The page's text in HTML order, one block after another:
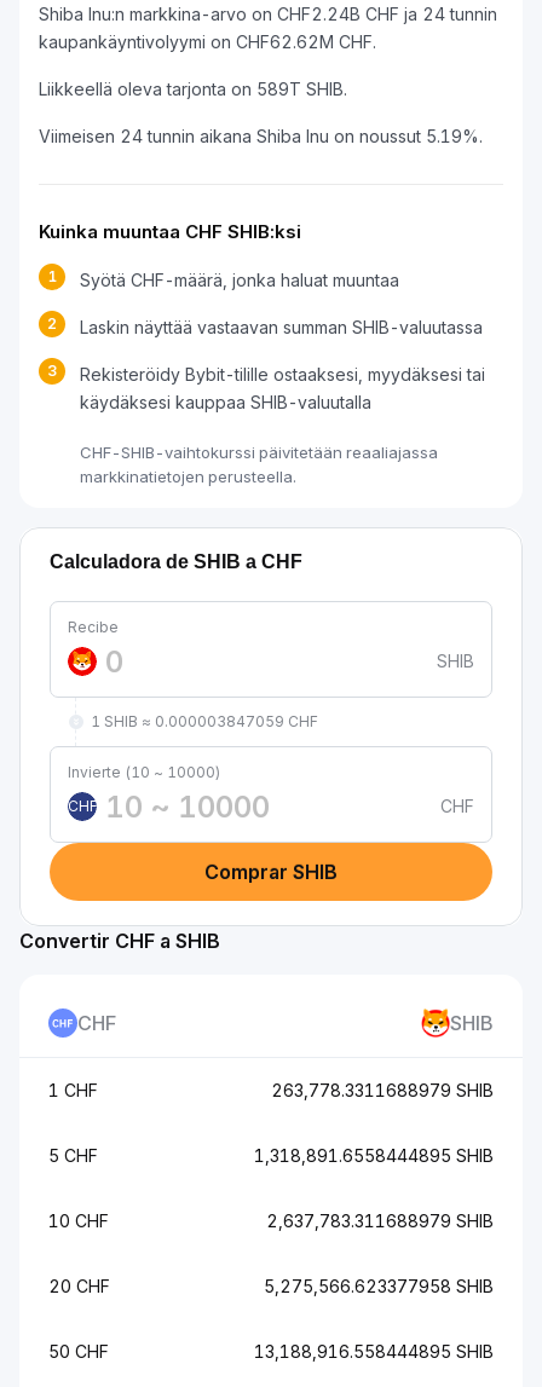
Shiba Inu:n markkina-arvo on CHF2.24B CHF ja 24 tunnin
kaupankäyntivolyymi on CHF62.62M CHF.
Liikkeellä oleva tarjonta on 589T SHIB.
Viimeisen 24 tunnin aikana Shiba Inu on noussut 5.19%.
Kuinka muuntaa CHF SHIB:ksi
1 Syötä CHF-määrä, jonka haluat muuntaa
2 Laskin näyttää vastaavan summan SHIB-valuutassa
3
Rekisteröidy Bybit-tilille ostaaksesi, myydäksesi tai
käydäksesi kauppaa SHIB-valuutalla
CHF-SHIB-vaihtokurssi päivitetään reaaliajassa
markkinatietojen perusteella.
Calculadora de SHIB a CHF
Recibe
SHIB
1 SHIB ≈ 0.000003847059 CHF
Invierte (10 ~ 10000)
CHF
CHF
Comprar SHIB
Convertir CHF a SHIB
CHF SHIB
1 CHF 263,778.3311688979 SHIB
5 CHF 1,318,891.6558444895 SHIB
10 CHF 2,637,783.311688979 SHIB
20 CHF 5,275,566.623377958 SHIB
50 CHF 13,188,916.558444895 SHIB